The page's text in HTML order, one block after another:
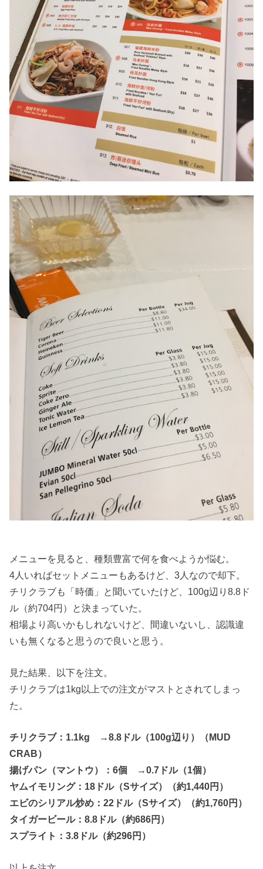
メニューを見ると、種類豊富で何を食べようか悩む。
4人いればセットメニューもあるけど、3人なので却下。
チリクラブも「時価」と聞いていたけど、100g辺り8.8ド
ル（約704円）と決まっていた。
相場より高いかもしれないけど、間違いないし、認識違
いも無くなると思うので良いと思う。
見た結果、以下を注文。
チリクラブは1kg以上での注文がマストとされてしまっ
た。
チリクラブ：1.1kg →8.8ドル（100g辺り）（MUD
CRAB）
揚げパン（マントウ）：6個 →0.7ドル（1個）
ヤムイモリング：18ドル（Sサイズ）（約1,440円）
エビのシリアル炒め：22ドル（Sサイズ）（約1,760円）
タイガービール：8.8ドル（約686円）
スプライト：3.8ドル（約296円）